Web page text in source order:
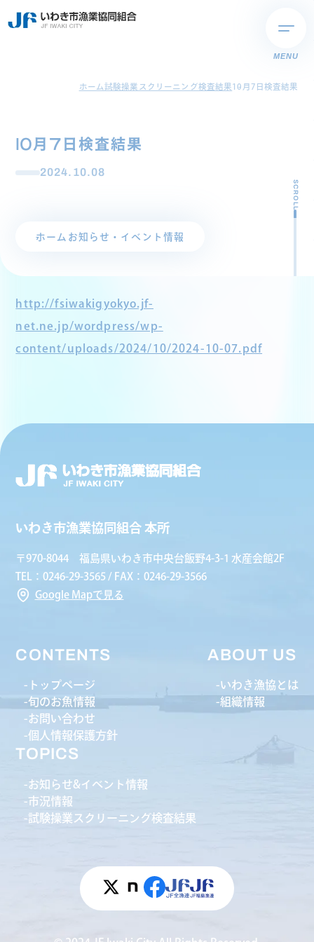
MENU
ホーム試験操業スクリーニング検査結果10月7日検査結果
10月7日検査結果
2024.10.08
ホーム お知らせ・イベント情報
SCROLL
http://fsiwakigyokyo.jf-
net.ne.jp/wordpress/wp-
content/uploads/2024/10/2024-10-07.pdf
いわき市漁業協同組合 本所
〒970-8044 福島県いわき市中央台飯野4-3-1 水産会館2F
TEL：0246-29-3565 / FAX：0246-29-3566
Google Mapで見る
CONTENTS
トップページ
旬のお魚情報
お問い合わせ
個人情報保護方針
ABOUT US
いわき漁協とは
組織情報
TOPICS
お知らせ&イベント情報
市況情報
試験操業スクリーニング検査結果